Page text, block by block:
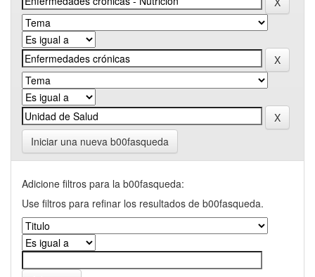
Iniciar una nueva b00fasqueda
Adicione filtros para la b00fasqueda:
Use filtros para refinar los resultados de b00fasqueda.